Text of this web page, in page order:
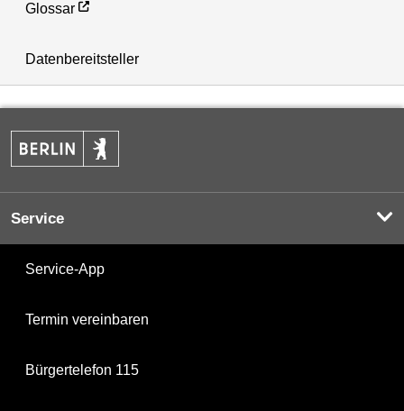
Glossar
Datenbereitsteller
Service
Service-App
Termin vereinbaren
Bürgertelefon 115